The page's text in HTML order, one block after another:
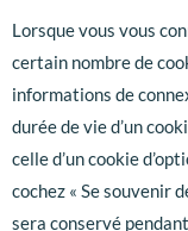
Lorsque vous vous
certain nombre de
informations de
durée de vie d’un
celle d’un cookie
cochez « Se souvenir
sera conservé